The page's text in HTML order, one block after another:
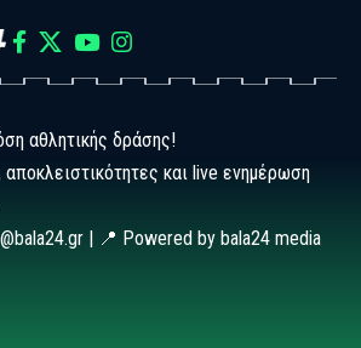
αθλητικής δράσης!
αποκλειστικότητες και live ενημέρωση
| 📍 Powered by bala24 media